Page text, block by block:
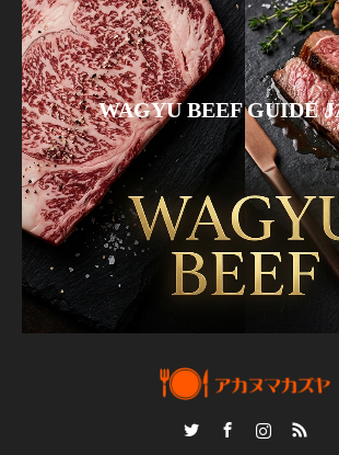
WAGYU BEEF GUIDE
RSS